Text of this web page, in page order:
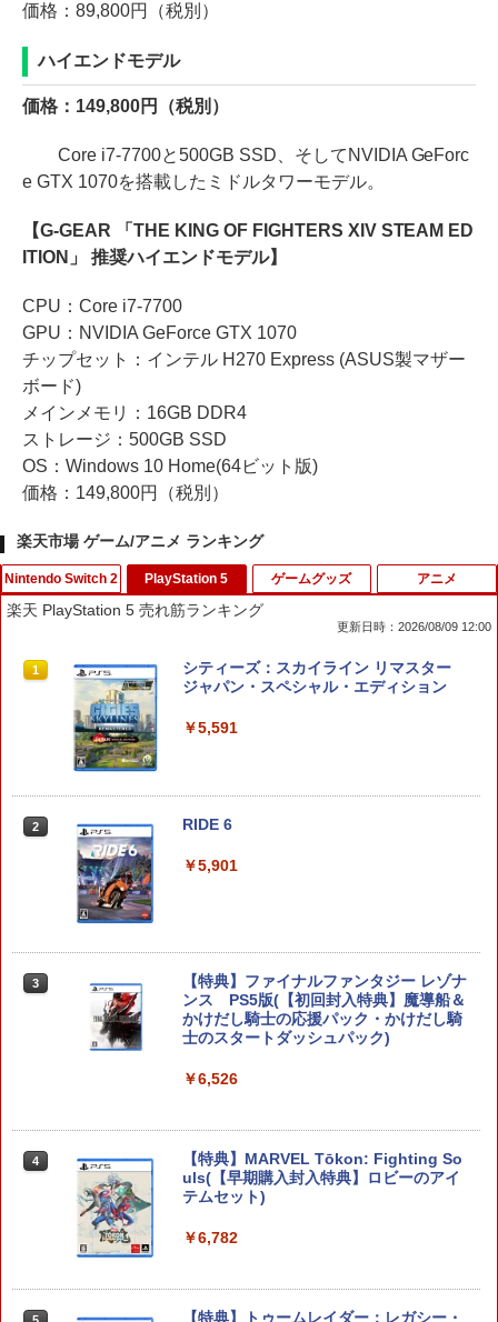
価格：89,800円（税別）
ハイエンドモデル
価格：149,800円（税別）
Core i7-7700と500GB SSD、そしてNVIDIA GeForc
e GTX 1070を搭載したミドルタワーモデル。
【G-GEAR 「THE KING OF FIGHTERS XIV STEAM ED
ITION」 推奨ハイエンドモデル】
CPU：Core i7-7700
GPU：NVIDIA GeForce GTX 1070
チップセット：インテル H270 Express (ASUS製マザー
ボード)
メインメモリ：16GB DDR4
ストレージ：500GB SSD
OS：Windows 10 Home(64ビット版)
価格：149,800円（税別）
楽天市場 ゲーム/アニメ ランキング
Nintendo Switch 2
1
ホリ ワイヤレスホリパッド TURBO for
Nintendo Switch 2 ルビーマゼンタ [N
2
【特典】ドラゴンクエストモンスターズ
witch2版(【早期購入封入特典】冒険ス
ゼルダの伝説 ブレス オブ ザ ワイルド
Nintendo Switch 2 Edition
4
任天堂 【Switch2】ゼルダの伝説 ブレス
オブ ザ ワイルド Nintendo Switch 2 Ed
ition [NXS-P-AAAAH NSW2 ゼルダノデ
PlayStation 5
楽天 PlayStation 5 売れ筋ランキング
更新日時：2026/08/09 12:00
1
シティーズ：スカイライン リマスター
ジャパン・スペシャル・エディション
￥5,591
2 RIDE 6
￥5,901
3
【特典】ファイナルファンタジー レゾナ
ンス PS5版(【初回封入特典】魔導船＆
かけだし騎士の応援パック・かけだし騎
士のスタートダッシュパック)
￥6,526
4
【特典】MARVEL Tōkon: Fighting So
uls(【早期購入封入特典】ロビーのアイ
テムセット)
￥6,782
【特典】トゥームレイダー：レガシー・
ゲームグッズ アニメ